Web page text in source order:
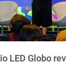
LED Globo